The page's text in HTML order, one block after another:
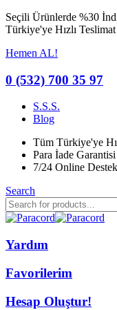
Seçili Ürünlerde %30
Türkiye'ye Hızlı Teslimat
Hemen AL!
0 (532) 700 35 97
S.S.S.
Blog
Tüm Türkiye'ye
Para İade Garantisi
7/24 Online Destek
Search
Yardım
Favorilerim
Hesap Oluştur!